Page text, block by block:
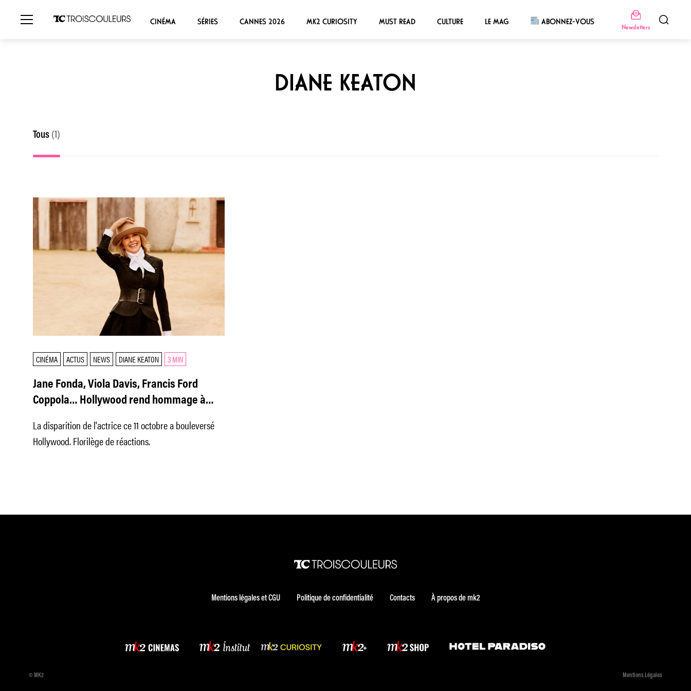
CINÉMA SÉRIES CANNES 2026 MK2 CURIOSITY MUST READ CULTURE LE MAG ABONNEZ-VOUS
Newsletters
DIANE KEATON
Tous (1)
CINÉMA ACTUS NEWS DIANE KEATON 3 MIN
Jane Fonda, Viola Davis, Francis Ford
Coppola… Hollywood rend hommage à
La disparition de l'actrice ce 11 octobre a bouleversé
Hollywood. Florilège de réactions.
Mentions légales et CGU Politique de confidentialité Contacts À propos de mk2
© MK2 Mentions Légales